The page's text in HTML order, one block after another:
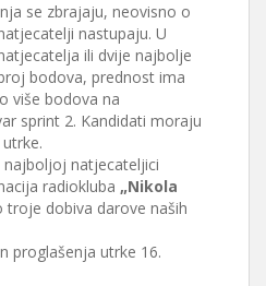
se zbrajaju, neovisno o
nastupaju. U
ili dvije najbolje
bodova, prednost ima
više bodova na
sprint 2. Kandidati moraju
natjecateljici
radiokluba „Nikola
troje dobiva darove naših
proglašenja utrke 16.